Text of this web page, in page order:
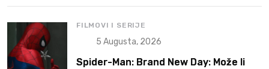
FILMOVI I SERIJE
5 Augusta, 2026
Spider-Man: Brand New Day: Može li